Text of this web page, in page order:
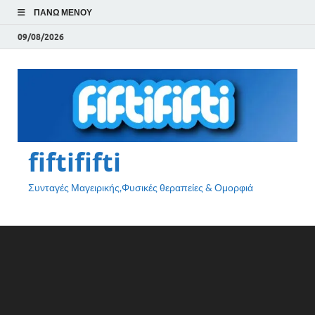
ΠΆΝΩ ΜΕΝΟΎ
09/08/2026
fiftififti
Συνταγές Μαγειρικής,Φυσικές θεραπείες & Ομορφιά